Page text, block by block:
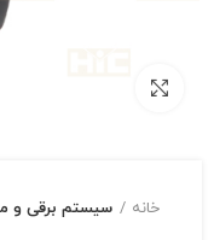
خانه سیستم برقی و